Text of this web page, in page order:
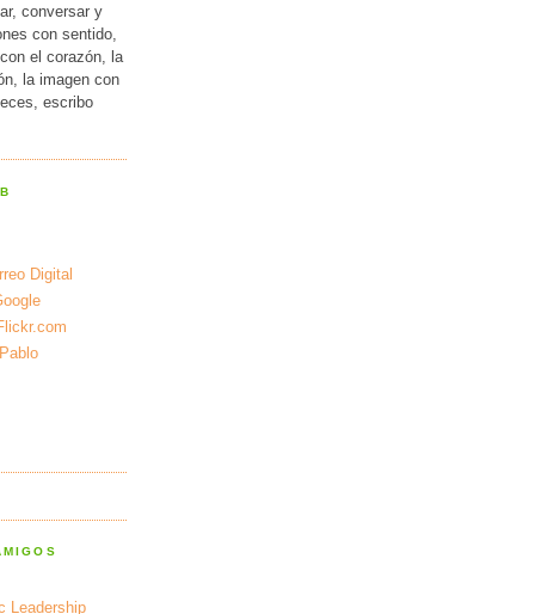
conversar y
con sentido,
el corazón, la
la imagen con
escribo
Digital
Leadership